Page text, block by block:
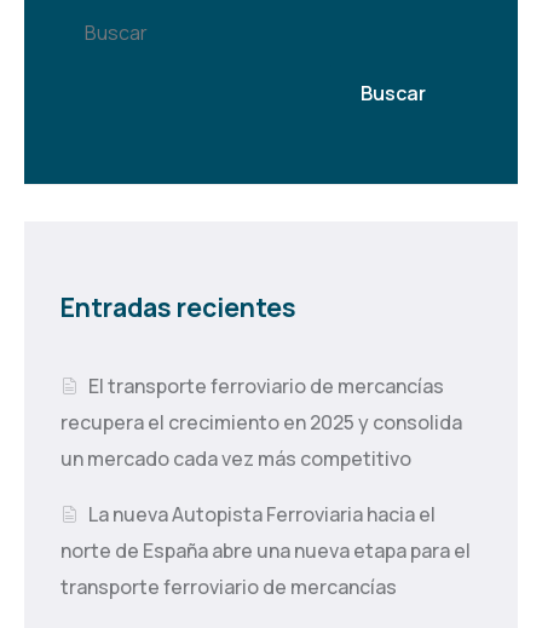
Buscar
Buscar
Entradas recientes
El transporte ferroviario de mercancías
recupera el crecimiento en 2025 y consolida
un mercado cada vez más competitivo
La nueva Autopista Ferroviaria hacia el
norte de España abre una nueva etapa para el
transporte ferroviario de mercancías